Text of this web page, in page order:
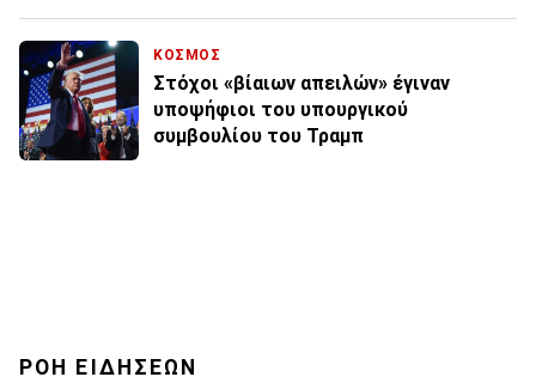
ΚΟΣΜΟΣ
Στόχοι «βίαιων απειλών» έγιναν
υποψήφιοι του υπουργικού
συμβουλίου του Τραμπ
ΡΟΗ ΕΙΔΗΣΕΩΝ